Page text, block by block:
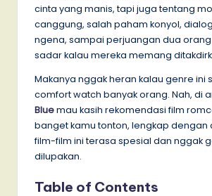
cinta yang manis, tapi juga tentang
canggung, salah paham konyol,
ngena, sampai perjuangan dua
sadar kalau mereka memang
Makanya nggak heran kalau genre ini
comfort watch banyak orang. Nah, di
Bluemau kasih rekomendasi film
banget kamu tonton, lengkap dengan
film-film ini terasa spesial dan nggak
dilupakan.
Table of Contents